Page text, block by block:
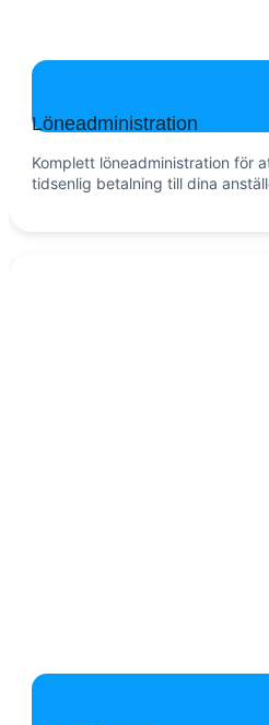
Löneadministration
Komplett löneadministration för
tidsenlig betalning till dina